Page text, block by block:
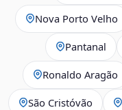
Nova Porto Velho
Pantanal
Ronaldo Aragão
São Cristóvão